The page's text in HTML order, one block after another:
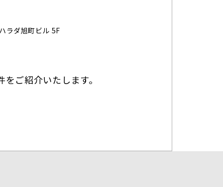
ラダ旭町ビル 5F
ご紹介いたします。